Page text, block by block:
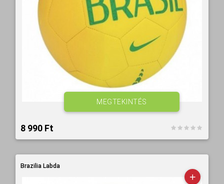
8 990 Ft‎
MEGTEKINTÉS
Brazilia Labda